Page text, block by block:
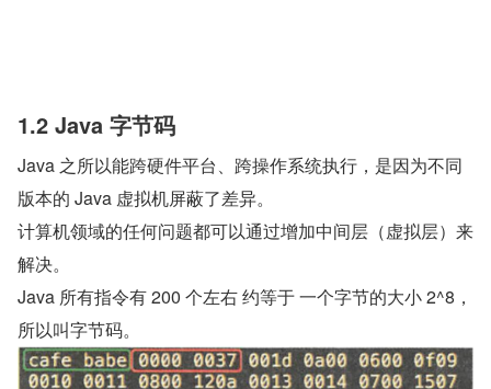
1.2 Java 字节码
Java 之所以能跨硬件平台、跨操作系统执行，是因为不同
版本的 Java 虚拟机屏蔽了差异。
计算机领域的任何问题都可以通过增加中间层（虚拟层）来
解决。
Java 所有指令有 200 个左右 约等于 一个字节的大小 2^8，
所以叫字节码。